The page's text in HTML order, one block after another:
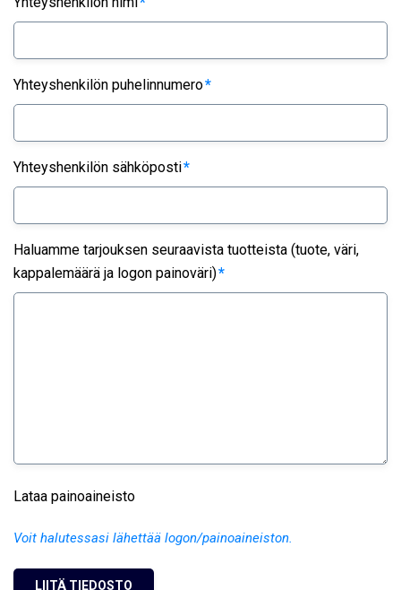
Yhteyshenkilön puhelinnumero*
Yhteyshenkilön sähköposti*
Haluamme tarjouksen seuraavista tuotteista (tuote, väri,
kappalemäärä ja logon painoväri)*
Lataa painoaineisto
Voit halutessasi lähettää logon/painoaineiston.